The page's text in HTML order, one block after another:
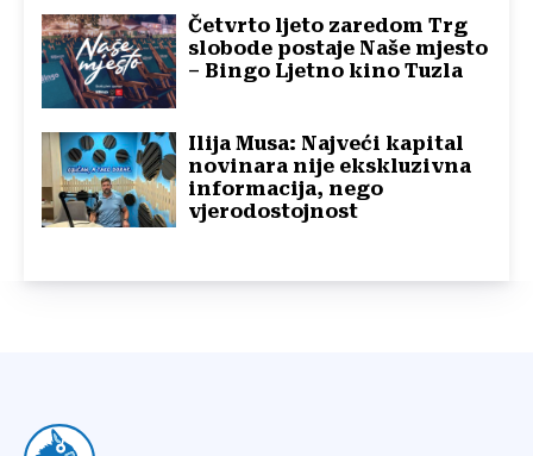
Četvrto ljeto zaredom Trg
slobode postaje Naše mjesto
– Bingo Ljetno kino Tuzla
Ilija Musa: Najveći kapital
novinara nije ekskluzivna
informacija, nego
vjerodostojnost